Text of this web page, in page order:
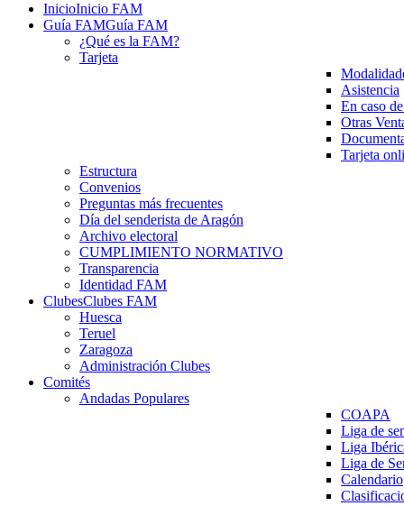
InicioInicio FAM
Guía FAMGuía FAM
¿Qué es la FAM?
Tarjeta
Asistencia
En caso
Otras
Tarjeta
Estructura
Convenios
Preguntas más frecuentes
Día del senderista de Aragón
Archivo electoral
CUMPLIMIENTO NORMATIVO
Transparencia
Identidad FAM
ClubesClubes FAM
Huesca
Teruel
Zaragoza
Administración Clubes
Comités
Andadas Populares
COAPA
Liga de
Liga
Liga de
Calendario